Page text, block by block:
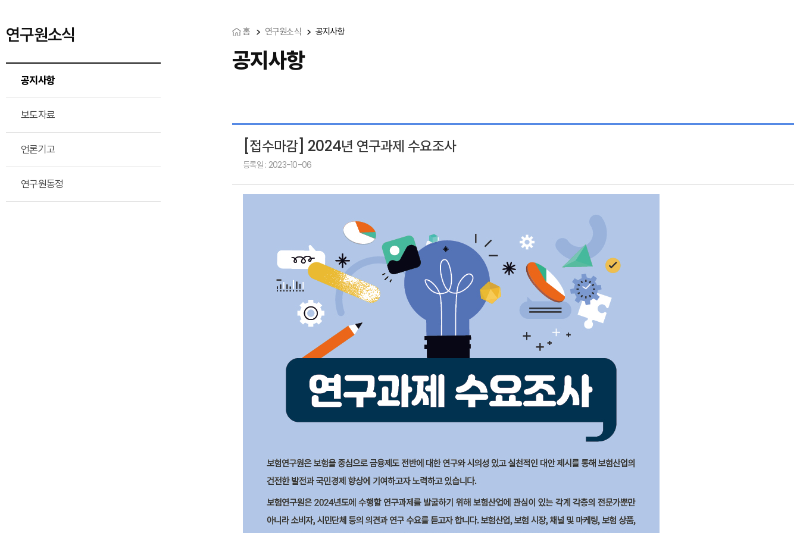
연구원소식
공지사항
보도자료
언론기고
연구원동정
홈 연구원소식 공지사항
공지사항
[접수마감] 2024년 연구과제 수요조사
등록일 : 2023-10-06